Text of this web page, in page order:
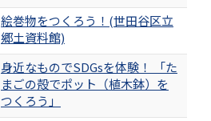
絵巻物をつくろう！(世田谷区立
郷土資料館)
身近なものでSDGsを体験！ 「た
まごの殻でポット（植木鉢）を
つくろう」